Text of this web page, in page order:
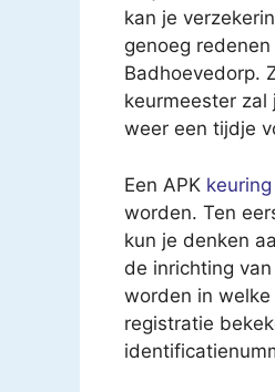
kan je
genoeg
Badhoevedorp.
keurmeester zal
weer een tijdje
Een APK keuring
worden. Ten
kun je denken
de inrichting
worden in
registratie